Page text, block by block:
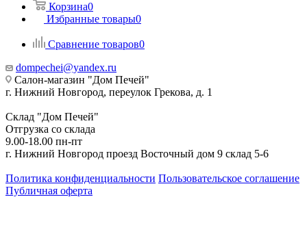
Корзина0
Избранные товары0
Сравнение товаров0
dompechei@yandex.ru
Салон-магазин "Дом Печей"
г. Нижний Новгород, переулок Грекова, д. 1
Склад "Дом Печей"
Отгрузка со склада
9.00-18.00 пн-пт
г. Нижний Новгород проезд Восточный дом 9 склад 5-6
Политика конфиденциальности Пользовательское соглашение
Публичная оферта